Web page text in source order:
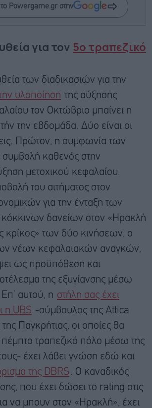
το Powergame.gr στην
για τον 5ο τραπεζικό
των διαδικασιών για την
υλοποίηση της αύξησης
τον Οκτώβριο μπαίνει η
την εβδομάδα. Δύο είναι οι
Πρώτον, η συμφωνία των
συμβολή καθενός στην
μετοχικού κεφαλαίου.
του αιτήματος στον
για την ένταξη των
κόκκινων δανείων στον «Ηρακλή
κρίκος» των δύο κινήσεων, ο
νέων κεφαλαιακών αναγκών,
ως προϋπόθεση και
της εξυγίανσης μέσω
αυτού, η στήλη σας έχει
η UBS -σύμβουλος της Attica
Παγκρήτιας, οι οποίες θα
τραπεζικό πόλο μέσω της
έχει λάβει γνώση εδώ και
της DBRS . Ο καναδικός
που έχει δώσει το rating στις
να μπουν στον «Ηρακλή», έχει